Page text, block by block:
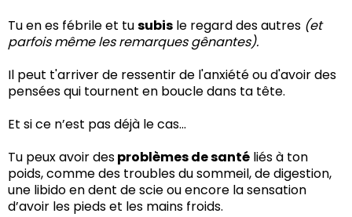
Tu en es fébrile et tusubis le regard des autres (et
parfois même les remarques gênantes).
Il peut t'arriver de ressentir de l'anxiété ou d'avoir des
pensées qui tournent en boucle dans ta tête.
Et si ce n’est pas déjà le cas...
Tu peux avoir desproblèmes de santé liés à ton
poids, comme des troubles du sommeil, de digestion,
une libido en dent de scie ou encore la sensation
d’avoir les pieds et les mains froids.